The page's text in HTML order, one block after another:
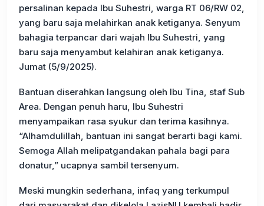
persalinan kepada Ibu Suhestri, warga RT 06/RW 02,
yang baru saja melahirkan anak ketiganya. Senyum
bahagia terpancar dari wajah Ibu Suhestri, yang
baru saja menyambut kelahiran anak ketiganya.
Jumat (5/9/2025).
Bantuan diserahkan langsung oleh Ibu Tina, staf Sub
Area. Dengan penuh haru, Ibu Suhestri
menyampaikan rasa syukur dan terima kasihnya.
“Alhamdulillah, bantuan ini sangat berarti bagi kami.
Semoga Allah melipatgandakan pahala bagi para
donatur,” ucapnya sambil tersenyum.
Meski mungkin sederhana, infaq yang terkumpul